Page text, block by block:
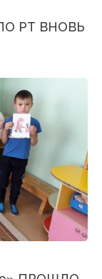
РТ ВНОВЬ